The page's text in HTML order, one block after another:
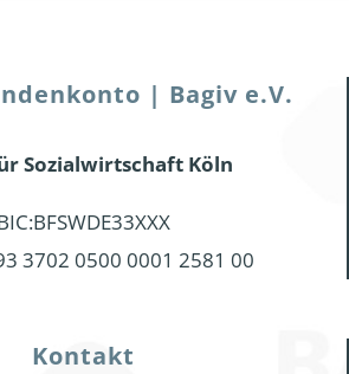
| Bagiv e.V.
Sozialwirtschaft Köln
3702 0500 0001 2581 00
Kontakt